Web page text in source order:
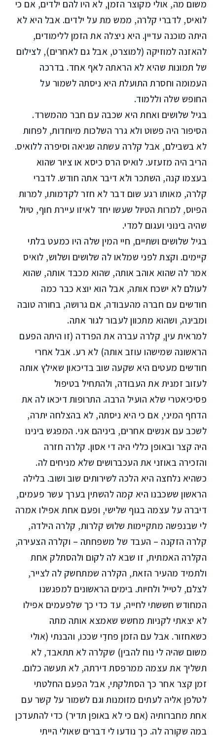
משום מה, אולי מקוצר הזמן, לא היו להם ילדים, אם כי
לואיס, לדברי קלרה, ממש מת על ילדים. אבל היא לא
היתה מוכנה עדיין. היא ניצלה את הזמן ללימודים,
להאזנה למוזיקה (למוצרט, אבל גם לאחרים), לצילום
של תמונות שהיא לא הראתה לאף אחד. בדרכה
העמומה וחסרת התועלת היא ניסתה לשמור על
החופש שלה וללמוד.
בגיל שלושים ואחת היא שכבה עם חבר מהמשרד.
הסיפור היה פשוט ולא גרר השלכות מיוחדות, לפחות
לא בשבילם, אבל קלרה עשתה שגיאה וסיפרה ללואיס.
הריב היה מזעזע. לואיס הרס כיסא או ציור שהוא
בעצמו קנה, השתכר ולא דיבר אתה חודש. לדברי
קלרה, מאותו רגע שום דבר לא חזר לקדמותו, למרות
הפיוס, למרות הטיול שעשו יחד לאיזו עיירת חוף, טיול
שהיה בינוני ועגום למדי.
בגיל שלושים ושתיים, חיי המין שלה היו כמעט בלתי
קיימים. וקצת לפני שמלאו לה שלושים ושלוש, לואיס
אמר לה שהוא אוהב אותה, שהוא מכבד אותה, שהוא
לעולם לא ישכח אותה, אבל הוא יוצא כבר כמה
חודשים עם חברה מהעבודה, אם גרושה, בחורה טובה
ומבינה, ושהוא מתכוון לעבור לגור אתה.
למראית עין, קלרה עברה את הפרדה (זו היתה הפעם
הראשונה שמישהו עוזב אותה) לא רע. אבל אחרי
חודשים מעטים היא שקעה שוב בדיכאון שאילץ אותה
לעזוב זמנית את העבודה, ולהתחיל בטיפול
פסיכיאטרי שלא הועיל הרבה. התרופות דיכאו לה את
הדחף המיני, אם כי היא ניסתה, לא בהצלחה יתרה,
לשכב עם אנשים אחרים, ביניהם אני. המפגש בינינו
היה קצר ובאופן כללי היה די אסון. קלרה חזרה
והזכירה באוזני את העכברושים שלא מניחים לה.
כשהיא נלחצה היא הלכה לשירותים שוב ושוב. בלילה
הראשון ששכבנו היא קמה להשתין בערך עשר פעמים,
דיברה על עצמה בגוף שלישי, ופעם אחת אפילו אמרה
לי שבנפשה מתקיימות שלוש קלרות, קלרה הילדה,
קלרה הזקנה – העבד של משפחתה – וקלרה הצעירה,
הקלרה האמתית, זו שבא לה לקום ולהסתלק אחת
ולתמיד מהעיר הזאת, הקלרה שמתחשק לה לצייר,
לצלם, לטייל ולחיות. בימים הראשונים למפגשנו
המחודש חששתי לחייה, עד כדי כך שלפעמים אפילו
לא יצאתי לקניות מחשש שאמצא אותה מתה
כשאחזור. אבל עם הזמן פחדַי שככו, והבנתי (אולי
משום שהיה לי נוח להבין) שקלרה לא תתאבד, לא
תשליך את עצמה ממרפסת דירתה, לא תעשה כלום.
זמן קצר אחר כך הסתלקתי, אבל הפעם החלטתי
לטלפן אליה לעתים מזומנות וגם לשמור על קשר עם
אחת מחברותיה (אם כי לא באופן תדיר) כדי להתעדכן
במה שקורה לה. כך נודעו לי דברים שאולי הייתי